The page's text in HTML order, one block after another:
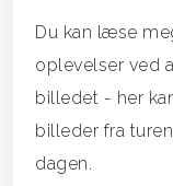
Du kan læse
oplevelser ved
billedet - her
billeder fra
dagen.